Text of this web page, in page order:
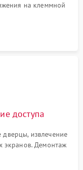
на клеммной
с нагревом,
дверцы.
доступа
дверцы, извлечение
экранов. Демонтаж
доступа к
вентиляторам.